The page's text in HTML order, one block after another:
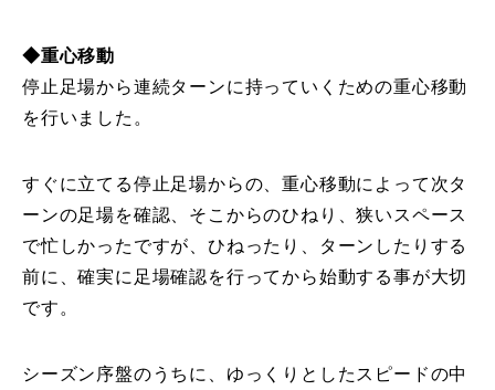
◆重心移動
停止足場から連続ターンに持っていくための重心移動
を行いました。
すぐに立てる停止足場からの、重心移動によって次タ
ーンの足場を確認、そこからのひねり、狭いスペース
で忙しかったですが、ひねったり、ターンしたりする
前に、確実に足場確認を行ってから始動する事が大切
です。
シーズン序盤のうちに、ゆっくりとしたスピードの中